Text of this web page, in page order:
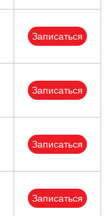
Записаться
Записаться
Записаться
Записаться